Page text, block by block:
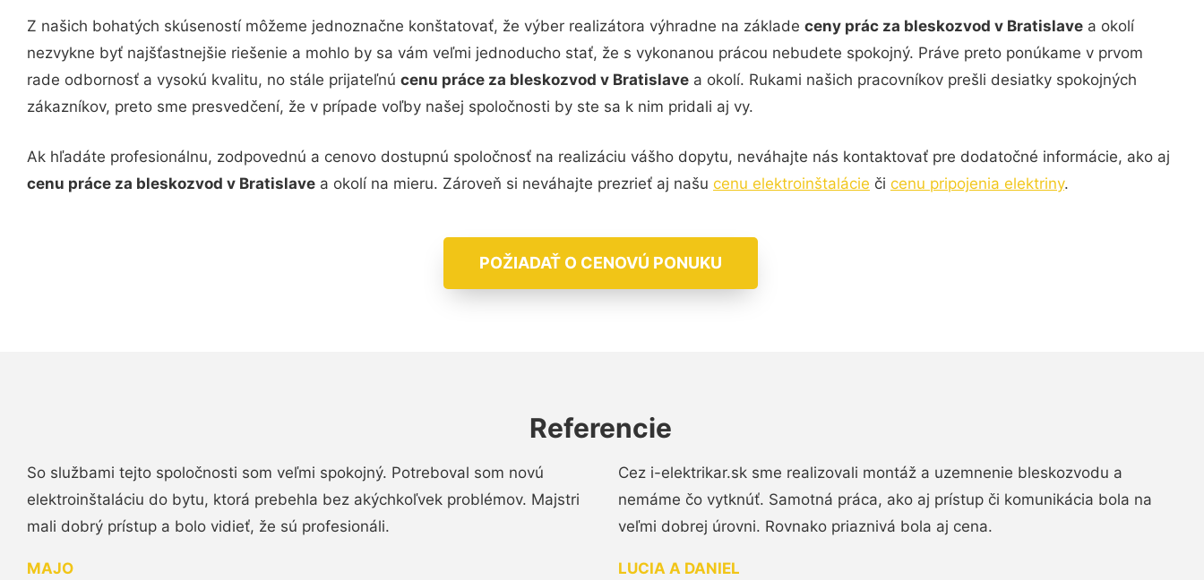
Z našich bohatých skúseností môžeme jednoznačne konštatovať, že výber realizátora výhradne na základe ceny prác za bleskozvod v Bratislave a okolí
nezvykne byť najšťastnejšie riešenie a mohlo by sa vám veľmi jednoducho stať, že s vykonanou prácou nebudete spokojný. Práve preto ponúkame v prvom
rade odbornosť a vysokú kvalitu, no stále prijateľnú cenu práce za bleskozvod v Bratislave a okolí. Rukami našich pracovníkov prešli desiatky spokojných
zákazníkov, preto sme presvedčení, že v prípade voľby našej spoločnosti by ste sa k nim pridali aj vy.
Ak hľadáte profesionálnu, zodpovednú a cenovo dostupnú spoločnosť na realizáciu vášho dopytu, neváhajte nás kontaktovať pre dodatočné informácie, ako aj
cenu práce za bleskozvod v Bratislave a okolí na mieru. Zároveň si neváhajte prezrieť aj našu cenu elektroinštalácie či cenu pripojenia elektriny.
POŽIADAŤ O CENOVÚ PONUKU
Referencie
So službami tejto spoločnosti som veľmi spokojný. Potreboval som novú
elektroinštaláciu do bytu, ktorá prebehla bez akýchkoľvek problémov. Majstri
mali dobrý prístup a bolo vidieť, že sú profesionáli.
MAJO
Cez i-elektrikar.sk sme realizovali montáž a uzemnenie bleskozvodu a
nemáme čo vytknúť. Samotná práca, ako aj prístup či komunikácia bola na
veľmi dobrej úrovni. Rovnako priaznivá bola aj cena.
LUCIA A DANIEL